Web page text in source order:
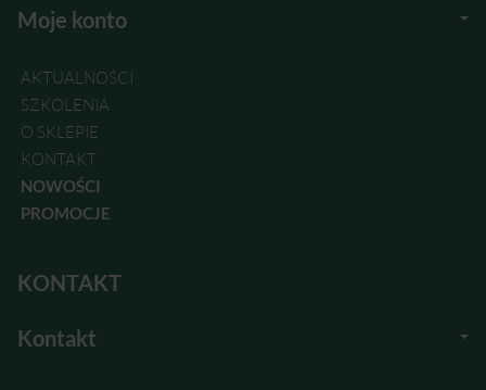
Moje konto
AKTUALNOŚCI
SZKOLENIA
O SKLEPIE
KONTAKT
NOWOŚCI
PROMOCJE
KONTAKT
Kontakt